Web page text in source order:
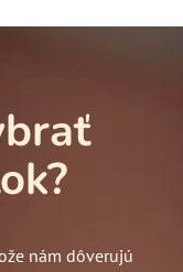
nám dôverujú